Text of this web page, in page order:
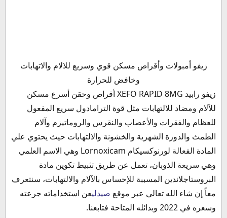
مكونات دواء زيفو رابيد XEFO Rapid
ما هي حقنة زيفو
دواعي استعمال مسكن زيفو حقن
الآثار الجانبية لتناول دواء زيفو 8 اقراص
موانع استعمال زيفو علاج
زيفو حبوب والحمل
حقنة زيفو والرضاعة
كبسولات زيفو لمرضي القلب
التفاعلات الدوائية مع زيفو 8 ملجم أقراص
جرعة وطريقة استخدام زيفو أقراص
زيفو أمبولات وأقراص مسكن قوي وسريع للالام والاتهابات
وخافض للحرارة
زيفو رابيد XEFO RAPID 8MG أقراص وحقن أسرع مسكن
للآلام ومضاد للالتهابات مثل قوة الترامادول سريع المفعول
للعظام والفقرات والأعصاب والنقرس والروماتيزم وآلام
الطمث والدورة الشهرية والخشونة والالتهابات حيث يحتوي علي
المادة الفعالة لورنوكسيكام Lornoxicam وهي الاسم العلمي
وهي سريعة الذوبان، تعمل عن طريق تثبيط تكوين مادة
البروستاجلاندين المسببة للإحساس بالآلام والالتهابات، سنتعرف
معاً إن شاء الله تعالي عبر موقع صيدليعن استخداماته جرعته
وسعره في 2022 وبدائله المتاحة فتابعنا.